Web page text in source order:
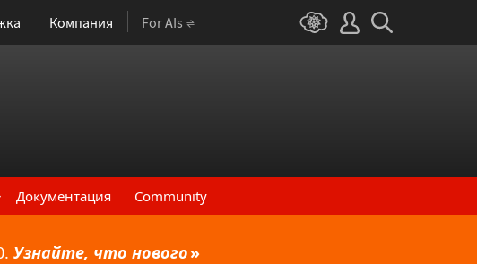
Компания For AIs
Документация Community
Узнайте, что нового»